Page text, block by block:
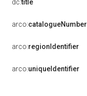
dc:title
arco:catalogueNumber
arco:regionIdentifier
arco:uniqueIdentifier